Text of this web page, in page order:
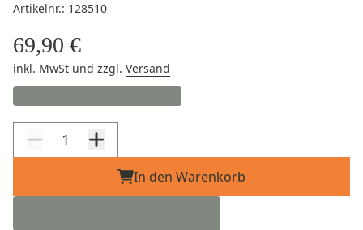
Artikelnr.: 128510
69,90 €
inkl. MwSt und zzgl. Versand
In den Warenkorb